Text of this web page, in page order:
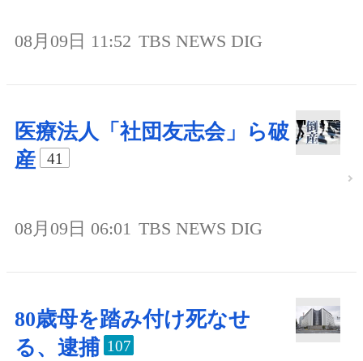
08月09日 11:52 TBS NEWS DIG
医療法人「社団友志会」ら破
産
41
08月09日 06:01 TBS NEWS DIG
80歳母を踏み付け死なせ
る、逮捕 107